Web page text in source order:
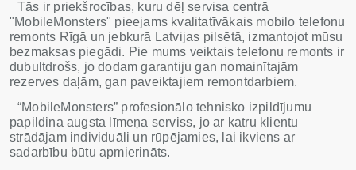
Tās ir priekšrocības, kuru dēļ servisa centrā
"MobileMonsters" pieejams kvalitatīvākais mobilo telefonu
remonts Rīgā un jebkurā Latvijas pilsētā, izmantojot mūsu
bezmaksas piegādi. Pie mums veiktais telefonu remonts ir
dubultdrošs, jo dodam garantiju gan nomainītajām
rezerves daļām, gan paveiktajiem remontdarbiem.
“MobileMonsters” profesionālo tehnisko izpildījumu
papildina augsta līmeņa serviss, jo ar katru klientu
strādājam individuāli un rūpējamies, lai ikviens ar
sadarbību būtu apmierināts.